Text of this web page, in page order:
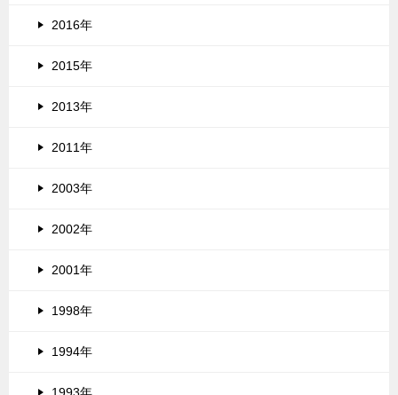
2016年
2015年
2013年
2011年
2003年
2002年
2001年
1998年
1994年